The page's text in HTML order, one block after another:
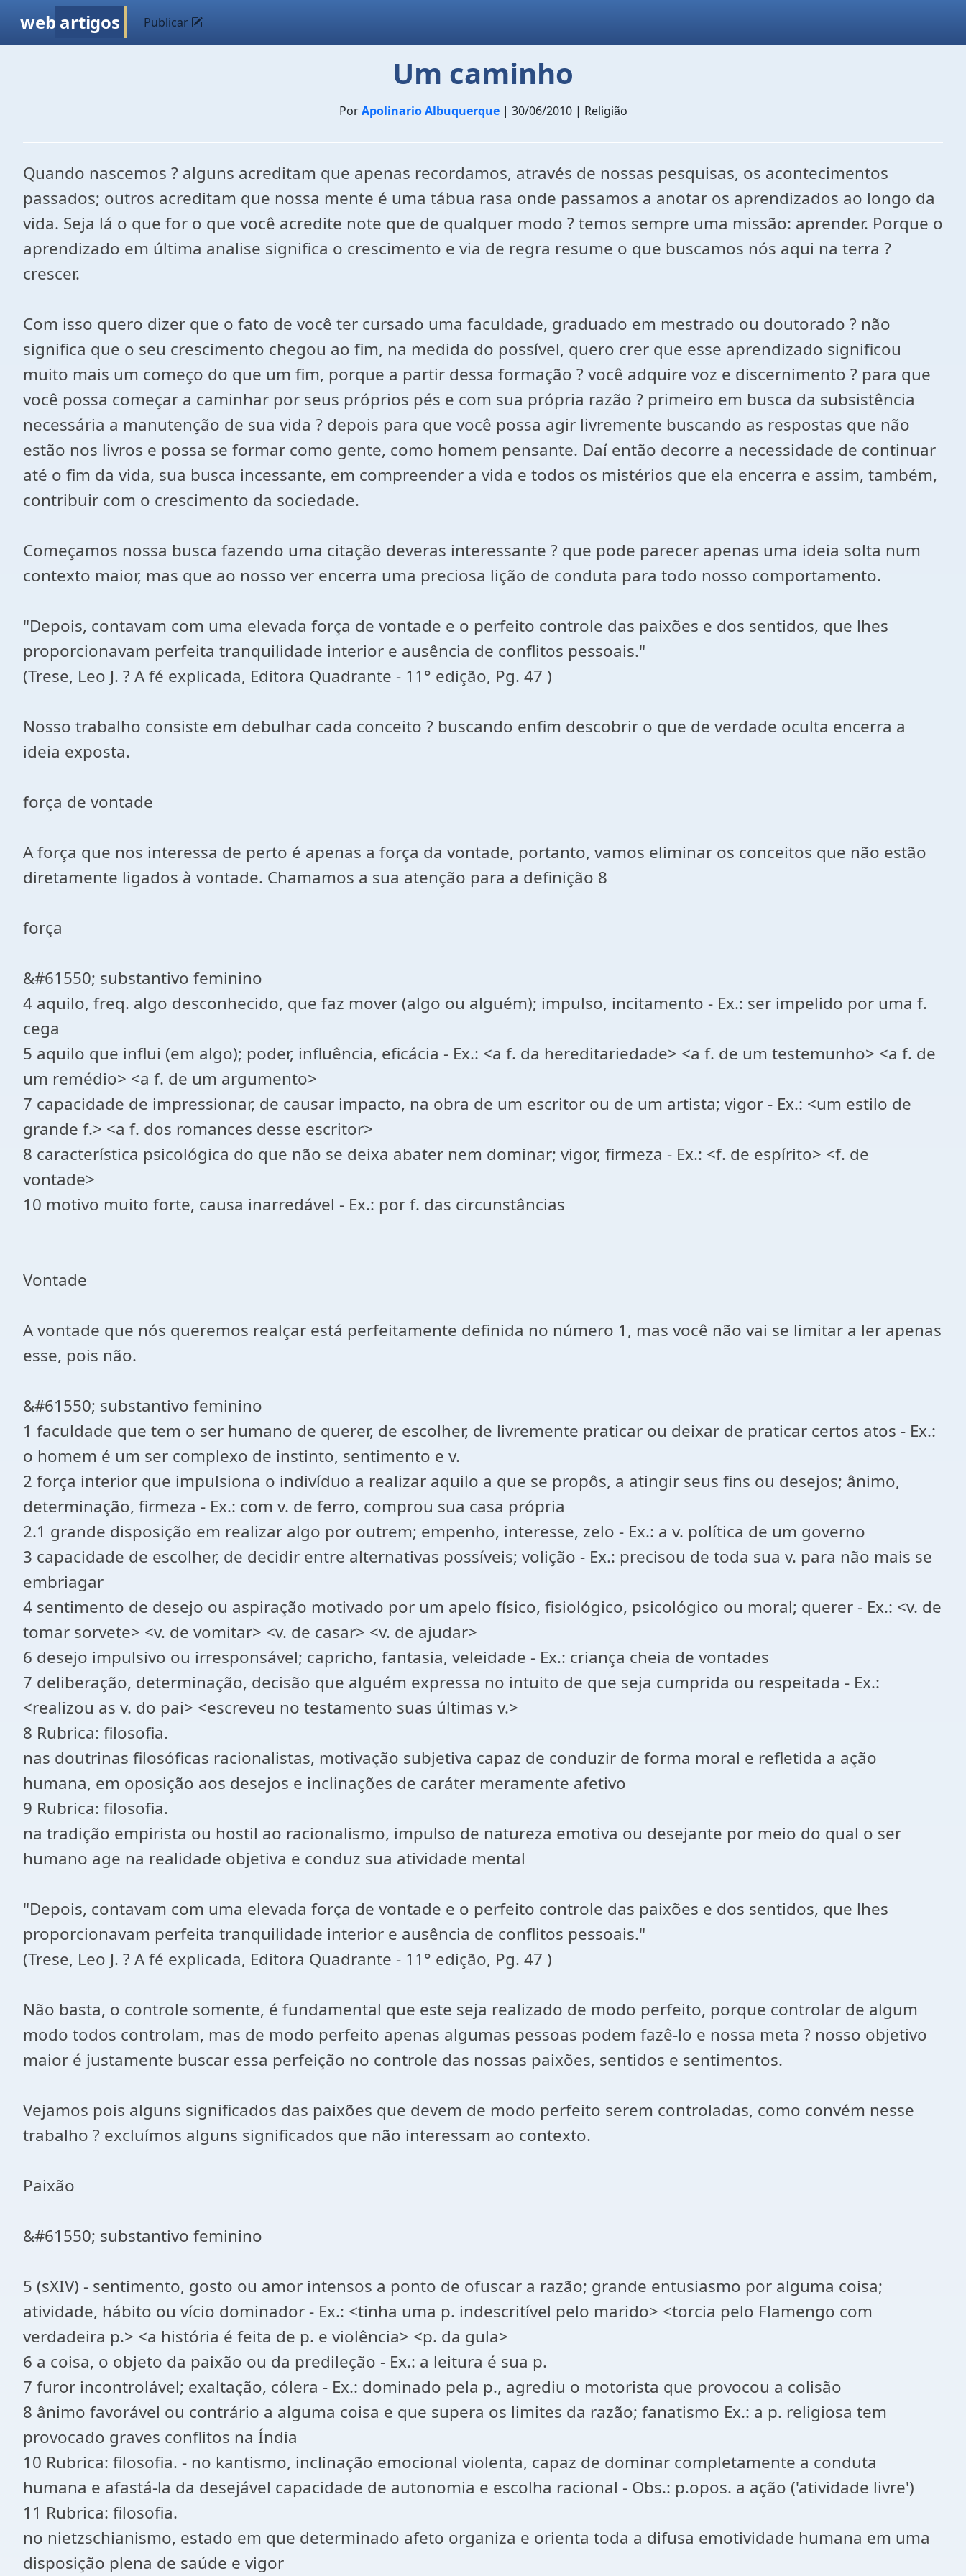
web artigos Publicar
Um caminho
PorApolinario Albuquerque| 30/06/2010 | Religião
Quando nascemos ? alguns acreditam que apenas recordamos, através de nossas pesquisas, os acontecimentos
passados; outros acreditam que nossa mente é uma tábua rasa onde passamos a anotar os aprendizados ao longo da
vida. Seja lá o que for o que você acredite note que de qualquer modo ? temos sempre uma missão: aprender. Porque o
aprendizado em última analise significa o crescimento e via de regra resume o que buscamos nós aqui na terra ?
crescer.
Com isso quero dizer que o fato de você ter cursado uma faculdade, graduado em mestrado ou doutorado ? não
significa que o seu crescimento chegou ao fim, na medida do possível, quero crer que esse aprendizado significou
muito mais um começo do que um fim, porque a partir dessa formação ? você adquire voz e discernimento ? para que
você possa começar a caminhar por seus próprios pés e com sua própria razão ? primeiro em busca da subsistência
necessária a manutenção de sua vida ? depois para que você possa agir livremente buscando as respostas que não
estão nos livros e possa se formar como gente, como homem pensante. Daí então decorre a necessidade de continuar
até o fim da vida, sua busca incessante, em compreender a vida e todos os mistérios que ela encerra e assim, também,
contribuir com o crescimento da sociedade.
Começamos nossa busca fazendo uma citação deveras interessante ? que pode parecer apenas uma ideia solta num
contexto maior, mas que ao nosso ver encerra uma preciosa lição de conduta para todo nosso comportamento.
"Depois, contavam com uma elevada força de vontade e o perfeito controle das paixões e dos sentidos, que lhes
proporcionavam perfeita tranquilidade interior e ausência de conflitos pessoais."
(Trese, Leo J. ? A fé explicada, Editora Quadrante - 11° edição, Pg. 47 )
Nosso trabalho consiste em debulhar cada conceito ? buscando enfim descobrir o que de verdade oculta encerra a
ideia exposta.
força de vontade
A força que nos interessa de perto é apenas a força da vontade, portanto, vamos eliminar os conceitos que não estão
diretamente ligados à vontade. Chamamos a sua atenção para a definição 8
força
&#61550; substantivo feminino
4 aquilo, freq. algo desconhecido, que faz mover (algo ou alguém); impulso, incitamento - Ex.: ser impelido por uma f.
cega
5 aquilo que influi (em algo); poder, influência, eficácia - Ex.: <a f. da hereditariedade> <a f. de um testemunho> <a f. de
um remédio> <a f. de um argumento>
7 capacidade de impressionar, de causar impacto, na obra de um escritor ou de um artista; vigor - Ex.: <um estilo de
grande f.> <a f. dos romances desse escritor>
8 característica psicológica do que não se deixa abater nem dominar; vigor, firmeza - Ex.: <f. de espírito> <f. de
vontade>
10 motivo muito forte, causa inarredável - Ex.: por f. das circunstâncias
Vontade
A vontade que nós queremos realçar está perfeitamente definida no número 1, mas você não vai se limitar a ler apenas
esse, pois não.
&#61550; substantivo feminino
1 faculdade que tem o ser humano de querer, de escolher, de livremente praticar ou deixar de praticar certos atos - Ex.:
o homem é um ser complexo de instinto, sentimento e v.
2 força interior que impulsiona o indivíduo a realizar aquilo a que se propôs, a atingir seus fins ou desejos; ânimo,
determinação, firmeza - Ex.: com v. de ferro, comprou sua casa própria
2.1 grande disposição em realizar algo por outrem; empenho, interesse, zelo - Ex.: a v. política de um governo
3 capacidade de escolher, de decidir entre alternativas possíveis; volição - Ex.: precisou de toda sua v. para não mais se
embriagar
4 sentimento de desejo ou aspiração motivado por um apelo físico, fisiológico, psicológico ou moral; querer - Ex.: <v. de
tomar sorvete> <v. de vomitar> <v. de casar> <v. de ajudar>
6 desejo impulsivo ou irresponsável; capricho, fantasia, veleidade - Ex.: criança cheia de vontades
7 deliberação, determinação, decisão que alguém expressa no intuito de que seja cumprida ou respeitada - Ex.:
<realizou as v. do pai> <escreveu no testamento suas últimas v.>
8 Rubrica: filosofia.
nas doutrinas filosóficas racionalistas, motivação subjetiva capaz de conduzir de forma moral e refletida a ação
humana, em oposição aos desejos e inclinações de caráter meramente afetivo
9 Rubrica: filosofia.
na tradição empirista ou hostil ao racionalismo, impulso de natureza emotiva ou desejante por meio do qual o ser
humano age na realidade objetiva e conduz sua atividade mental
"Depois, contavam com uma elevada força de vontade e o perfeito controle das paixões e dos sentidos, que lhes
proporcionavam perfeita tranquilidade interior e ausência de conflitos pessoais."
(Trese, Leo J. ? A fé explicada, Editora Quadrante - 11° edição, Pg. 47 )
Não basta, o controle somente, é fundamental que este seja realizado de modo perfeito, porque controlar de algum
modo todos controlam, mas de modo perfeito apenas algumas pessoas podem fazê-lo e nossa meta ? nosso objetivo
maior é justamente buscar essa perfeição no controle das nossas paixões, sentidos e sentimentos.
Vejamos pois alguns significados das paixões que devem de modo perfeito serem controladas, como convém nesse
trabalho ? excluímos alguns significados que não interessam ao contexto.
Paixão
&#61550; substantivo feminino
5 (sXIV) - sentimento, gosto ou amor intensos a ponto de ofuscar a razão; grande entusiasmo por alguma coisa;
atividade, hábito ou vício dominador - Ex.: <tinha uma p. indescritível pelo marido> <torcia pelo Flamengo com
verdadeira p.> <a história é feita de p. e violência> <p. da gula>
6 a coisa, o objeto da paixão ou da predileção - Ex.: a leitura é sua p.
7 furor incontrolável; exaltação, cólera - Ex.: dominado pela p., agrediu o motorista que provocou a colisão
8 ânimo favorável ou contrário a alguma coisa e que supera os limites da razão; fanatismo Ex.: a p. religiosa tem
provocado graves conflitos na Índia
10 Rubrica: filosofia. - no kantismo, inclinação emocional violenta, capaz de dominar completamente a conduta
humana e afastá-la da desejável capacidade de autonomia e escolha racional - Obs.: p.opos. a ação ('atividade livre')
11 Rubrica: filosofia.
no nietzschianismo, estado em que determinado afeto organiza e orienta toda a difusa emotividade humana em uma
disposição plena de saúde e vigor